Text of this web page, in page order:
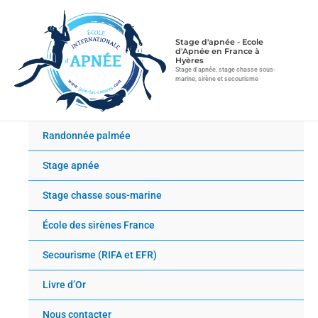
Stage d'apnée - Ecole
d'Apnée en France à
Hyères
Stage d'apnée, stage chasse sous-
marine, sirène et secourisme
Randonnée palmée
Stage apnée
Stage chasse sous-marine
École des sirènes France
Secourisme (RIFA et EFR)
Livre d’Or
Nous contacter